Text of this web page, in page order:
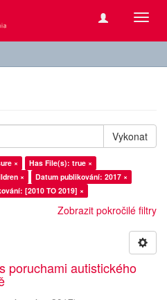
Vykonat
×
Has File(s): true ×
×
Datum publikování: 2017 ×
[2010 TO 2019] ×
Zobrazit pokročilé filtry
poruchami autistického